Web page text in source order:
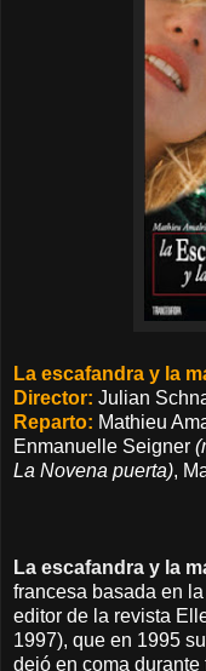
La escafandra y la
Director: Julian
Reparto: Mathieu
Enmanuelle Seigner
La Novena puerta),
La escafandra y la
francesa basada en
editor de la revista
1997), que en 1995
dejó en coma durante